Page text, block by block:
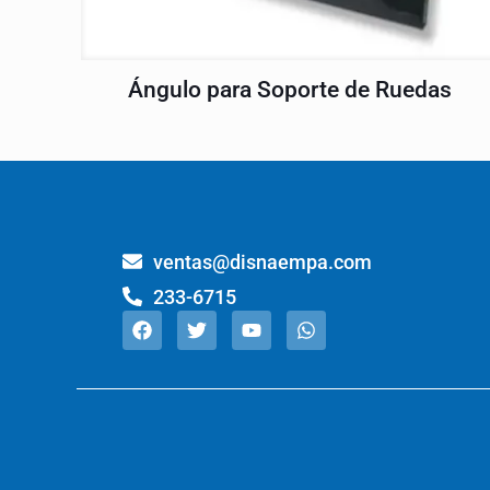
Ángulo para Soporte de Ruedas
ventas@disnaempa.com
233-6715